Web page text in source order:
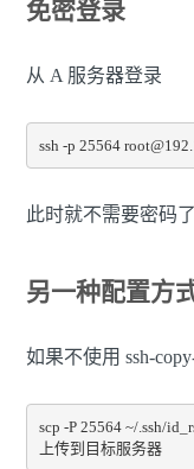
免密登录
从 A 服务器登录
ssh -p 25564
此时就不需要密码了
另一种配置方
如果不使用 ssh-
scp -P 25564 ~/.ssh/
上传到目标服务器